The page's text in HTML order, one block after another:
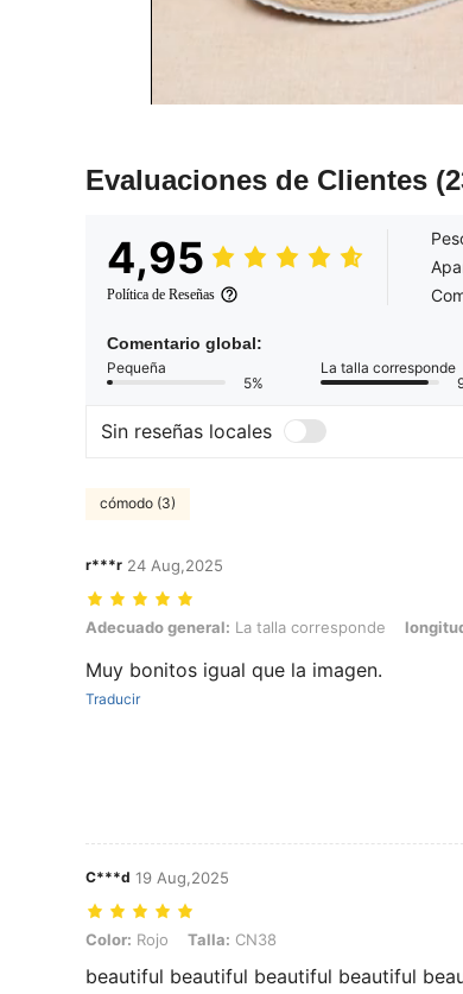
Evaluaciones de Clientes
4,95
Política de Reseñas
Comentario global:
Pequeña
5%
La talla corresponde
Sin reseñas locales
cómodo (3)
r***r 24 Aug,2025
Adecuado general: La talla corresponde, longitud de
Adecuado general: La talla corresponde
Muy bonitos igual que la imagen.
Traducir
C***d 19 Aug,2025
Color: Rojo, Talla: CN38
Color: Rojo Talla: CN38
beautiful beautiful beautiful beautiful